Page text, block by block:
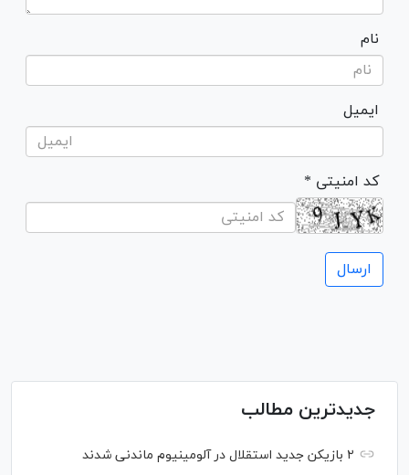
نام
ایمیل
* کد امنیتی
جدیدترین مطالب
۲ بازیکن جدید استقلال در آلومینیوم ماندنی شدند